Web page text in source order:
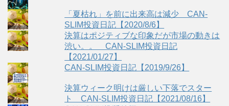
「夏枯れ」を前に出来高は減少 CAN-
SLIM投資日記【2020/8/6】
決算はポジティブな印象だが市場の動きは
渋い。。 CAN-SLIM投資日記
【2021/01/27】
CAN-SLIM投資日記【2019/9/26】
決算ウィーク明けは厳しい下落でスター
ト CAN-SLIM投資日記【2021/08/16】